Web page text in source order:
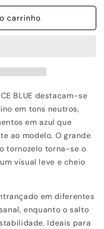
carrinho
BLUE destacam-se
em tons neutros,
em azul que
ao modelo. O grande
tornozelo torna-se o
visual leve e cheio
em diferentes
enquanto o salto
Ideais para